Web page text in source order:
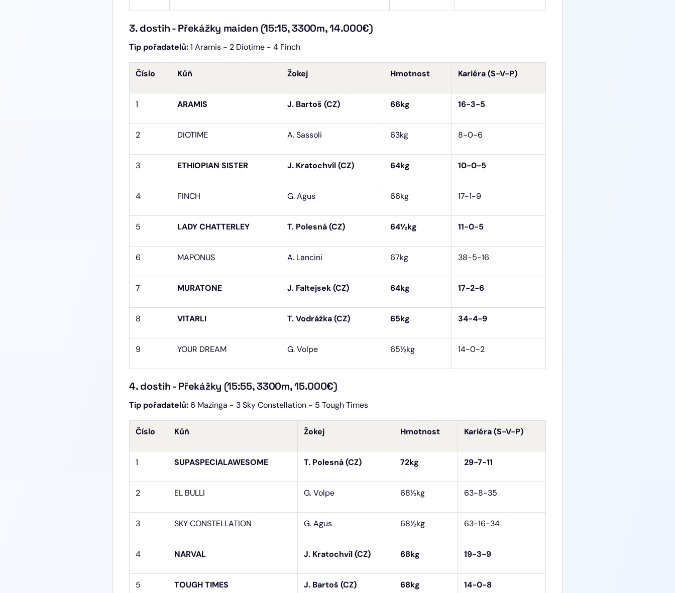
3. dostih - Překážky maiden (15:15, 3300m, 14.000€)
Tip pořadatelů:1 Aramis - 2 Diotime - 4 Finch
Číslo Kůň Žokej Hmotnost Kariéra (S-V-P)
1 ARAMIS J. Bartoš (CZ) 66kg 16-3-5
2 DIOTIME A. Sassoli 63kg 8-0-6
3 ETHIOPIAN SISTER J. Kratochvíl (CZ) 64kg 10-0-5
4 FINCH G. Agus 66kg 17-1-9
5 LADY CHATTERLEY T. Polesná (CZ) 64½kg 11-0-5
6 MAPONUS A. Lancini 67kg 38-5-16
7 MURATONE J. Faltejsek (CZ) 64kg 17-2-6
8 VITARLI T. Vodrážka (CZ) 65kg 34-4-9
9 YOUR DREAM G. Volpe 65½kg 14-0-2
4. dostih - Překážky (15:55, 3300m, 15.000€)
Tip pořadatelů:6 Mazinga - 3 Sky Constellation - 5 Tough Times
Číslo Kůň Žokej Hmotnost Kariéra (S-V-P)
1 SUPASPECIALAWESOME T. Polesná (CZ) 72kg 29-7-11
2 EL BULLI G. Volpe 68½kg 63-8-35
3 SKY CONSTELLATION G. Agus 68½kg 63-16-34
4 NARVAL J. Kratochvíl (CZ) 68kg 19-3-9
5 TOUGH TIMES J. Bartoš (CZ) 68kg 14-0-8